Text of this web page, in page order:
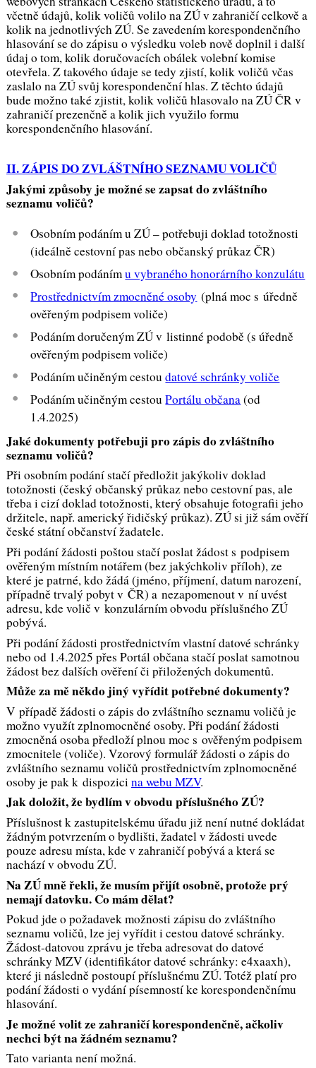
včetně údajů, kolik voličů volilo na ZÚ v zahraničí celkově a
kolik na jednotlivých ZÚ. Se zavedením korespondenčního
hlasování se do zápisu o výsledku voleb nově doplnil i další
údaj o tom, kolik doručovacích obálek volební komise
otevřela. Z takového údaje se tedy zjistí, kolik voličů včas
zaslalo na ZÚ svůj korespondenční hlas. Z těchto údajů
bude možno také zjistit, kolik voličů hlasovalo na ZÚ ČR v
zahraničí prezenčně a kolik jich využilo formu
korespondenčního hlasování.
II. ZÁPIS DO ZVLÁŠTNÍHO SEZNAMU VOLIČŮ
Jakými způsoby je možné se zapsat do zvláštního
seznamu voličů?
Osobním podáním u ZÚ – potřebuji doklad totožnosti
(ideálně cestovní pas nebo občanský průkaz ČR)
Osobním podánímu vybraného honorárního konzulátu
Prostřednictvím zmocněné osoby (plná moc s úředně
ověřeným podpisem voliče)
Podáním doručeným ZÚ v listinné podobě (s úředně
ověřeným podpisem voliče)
Podáním učiněným cestoudatové schránky voliče
Podáním učiněným cestouPortálu občana(od
1.4.2025)
Jaké dokumenty potřebuji pro zápis do zvláštního
seznamu voličů?
Při osobním podání stačí předložit jakýkoliv doklad
totožnosti (český občanský průkaz nebo cestovní pas, ale
třeba i cizí doklad totožnosti, který obsahuje fotografii jeho
držitele, např. americký řidičský průkaz). ZÚ si již sám ověří
české státní občanství žadatele.
Při podání žádosti poštou stačí poslat žádost s podpisem
ověřeným místním notářem (bez jakýchkoliv příloh), ze
které je patrné, kdo žádá (jméno, příjmení, datum narození,
případně trvalý pobyt v ČR) a nezapomenout v ní uvést
adresu, kde volič v konzulárním obvodu příslušného ZÚ
pobývá.
Při podání žádosti prostřednictvím vlastní datové schránky
nebo od 1.4.2025 přes Portál občana stačí poslat samotnou
žádost bez dalších ověření či přiložených dokumentů.
Může za mě někdo jiný vyřídit potřebné dokumenty?
V případě žádosti o zápis do zvláštního seznamu voličů je
možno využít zplnomocněné osoby. Při podání žádosti
zmocněná osoba předloží plnou moc s ověřeným podpisem
zmocnitele (voliče). Vzorový formulář žádosti o zápis do
zvláštního seznamu voličů prostřednictvím zplnomocněné
osoby je pak k dispozicina webu MZV.
Jak doložit, že bydlím v obvodu příslušného ZÚ?
Příslušnost k zastupitelskému úřadu již není nutné dokládat
žádným potvrzením o bydlišti, žadatel v žádosti uvede
pouze adresu místa, kde v zahraničí pobývá a která se
nachází v obvodu ZÚ.
Na ZÚ mně řekli, že musím přijít osobně, protože prý
nemají datovku. Co mám dělat?
Pokud jde o požadavek možnosti zápisu do zvláštního
seznamu voličů, lze jej vyřídit i cestou datové schránky.
Žádost-datovou zprávu je třeba adresovat do datové
schránky MZV (identifikátor datové schránky: e4xaaxh),
které ji následně postoupí příslušnému ZÚ. Totéž platí pro
podání žádosti o vydání písemností ke korespondenčnímu
hlasování.
Je možné volit ze zahraničí korespondenčně, ačkoliv
nechci být na žádném seznamu?
Tato varianta není možná.